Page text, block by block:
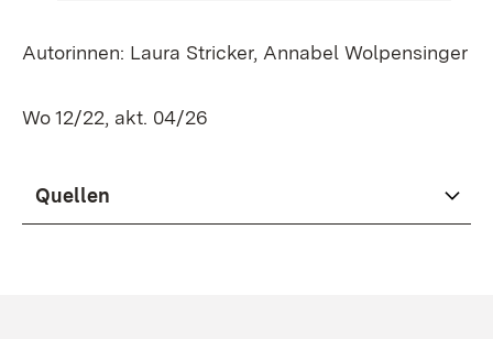
Autorinnen: Laura Stricker, Annabel Wolpensinger
Wo 12/22, akt. 04/26
Quellen